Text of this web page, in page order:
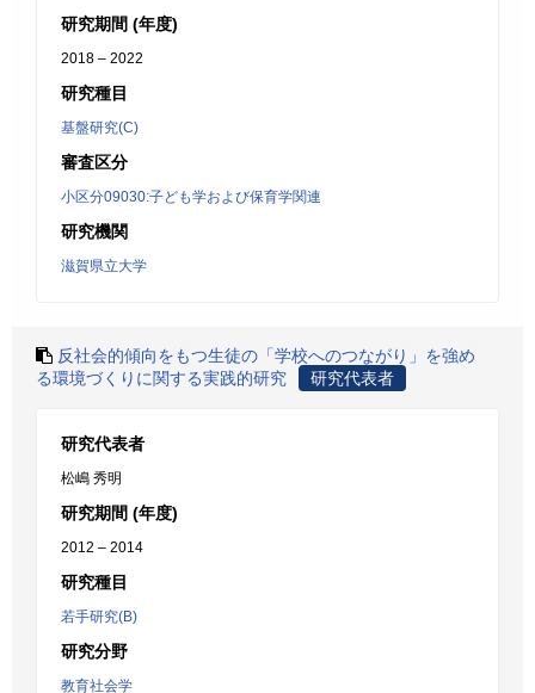
研究期間 (年度)
2018 – 2022
研究種目
基盤研究(C)
審査区分
小区分09030:子ども学および保育学関連
研究機関
滋賀県立大学
反社会的傾向をもつ生徒の「学校へのつながり」を強め
る環境づくりに関する実践的研究
研究代表者
研究代表者
松嶋 秀明
研究期間 (年度)
2012 – 2014
研究種目
若手研究(B)
研究分野
教育社会学